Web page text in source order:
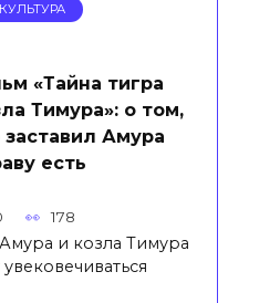
КУЛЬТУРА
«Тайна тигра
Тимура»: о том,
заставил Амура
есть
178
и козла Тимура